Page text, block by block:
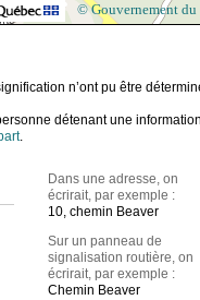
© Gouvernement du
n’ont pu être
détenant une
.
Dans une adresse, on
écrirait, par exemple :
10, chemin Beaver
Sur un panneau de
signalisation routière, on
écrirait, par exemple :
Chemin Beaver